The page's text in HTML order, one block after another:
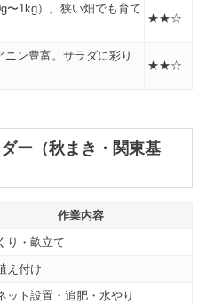
〜1kg）。狭い畑でも育て
★★☆
ニン豊富。サラダに彩り
★★☆
ー（秋まき・関東基
作業内容
り・畝立て
え付け
ット設置・追肥・水やり